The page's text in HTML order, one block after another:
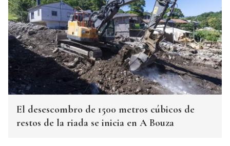
El desescombro de 1500 metros cúbicos de
restos de la riada se inicia en A Bouza